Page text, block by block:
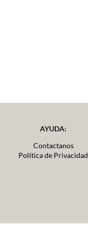
AYUDA:
Contactanos
Política de Privacidad